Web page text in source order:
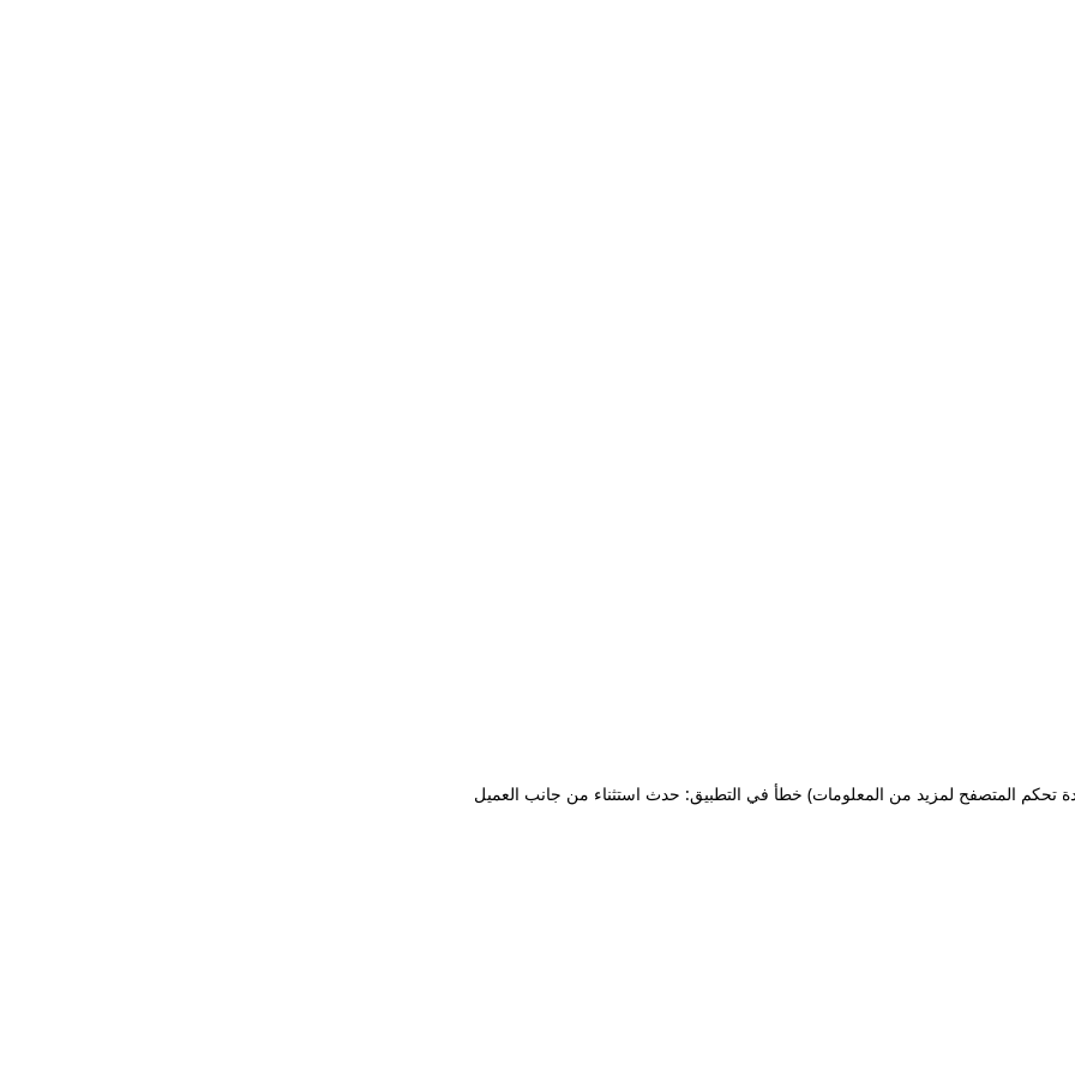
خطأ في التطبيق: حدث استثناء من جانب العميل تحكم المتصفح لمزيد من المعلومات)